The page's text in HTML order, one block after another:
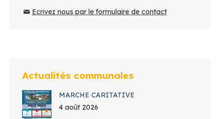
Ecrivez nous par le formulaire de contact
Actualités communales
MARCHE CARITATIVE
4 août 2026